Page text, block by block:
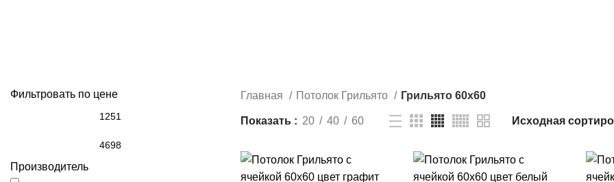
Фильтровать по цене
Производитель
Главная Потолок Грильято Грильято 60х60
Показать 20 40 60